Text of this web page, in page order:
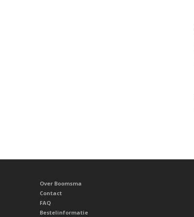
Over Boomsma
Contact
FAQ
Bestelinformatie